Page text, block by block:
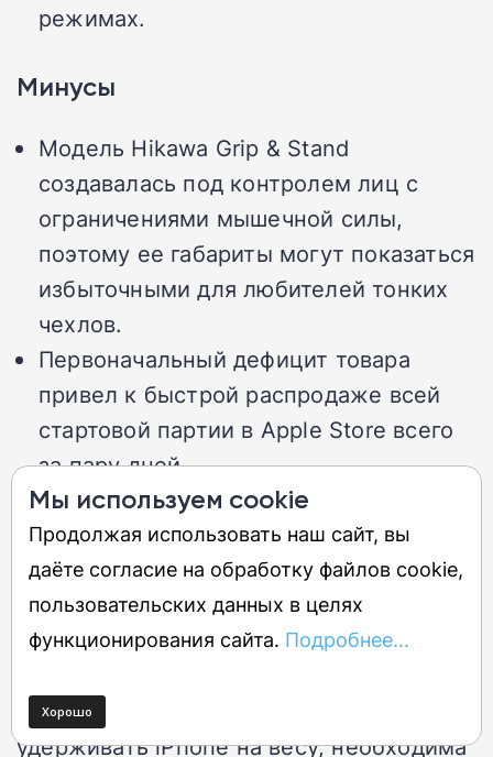
режимах.
Минусы
Модель Hikawa Grip & Stand
создавалась под контролем лиц с
ограничениями мышечной силы,
поэтому ее габариты могут показаться
избыточными для любителей тонких
чехлов.
Первоначальный дефицит товара
привел к быстрой распродаже всей
стартовой партии в Apple Store всего
за пару дней.
Для полноценного использования
Hikawa Grip & Stand требуется
обязательное наличие поддержки
магнитной технологии MagSafe в
самом мобильном аппарате.
Покупайте, если вам тяжело подолгу
удерживать iPhone на весу, необходима
Мы используем cookie
Продолжая использовать наш сайт, вы
даёте согласие на обработку файлов cookie,
пользовательских данных в целях
функционирования сайта. Подробнее...